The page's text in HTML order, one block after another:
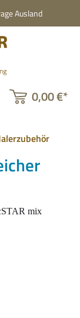
Ausland
0,00 €*